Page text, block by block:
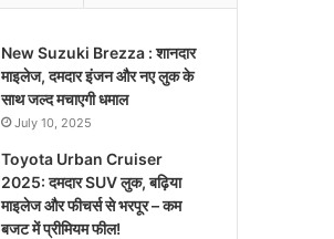
New Suzuki Brezza : शानदार
माइलेज, दमदार इंजन और नए लुक के
साथ जल्द मचाएगी धमाल
July 10, 2025
Toyota Urban Cruiser
2025: दमदार SUV लुक, बढ़िया
माइलेज और फीचर्स से भरपूर – कम
बजट में प्रीमियम फील!